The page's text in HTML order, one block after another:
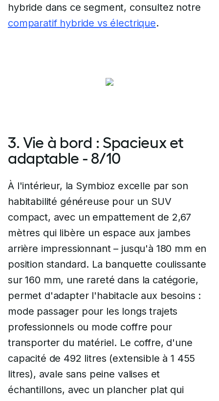
hybride dans ce segment, consultez notre
comparatif hybride vs électrique.
3. Vie à bord : Spacieux et
adaptable - 8/10
À l'intérieur, la Symbioz excelle par son
habitabilité généreuse pour un SUV
compact, avec un empattement de 2,67
mètres qui libère un espace aux jambes
arrière impressionnant – jusqu'à 180 mm en
position standard. La banquette coulissante
sur 160 mm, une rareté dans la catégorie,
permet d'adapter l'habitacle aux besoins :
mode passager pour les longs trajets
professionnels ou mode coffre pour
transporter du matériel. Le coffre, d'une
capacité de 492 litres (extensible à 1 455
litres), avale sans peine valises et
échantillons, avec un plancher plat qui